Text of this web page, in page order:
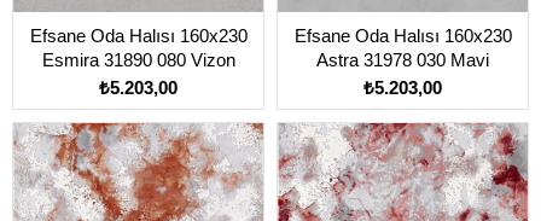
Efsane Oda Halısı 160x230
Esmira 31890 080 Vizon
₺5.203,00
Efsane Oda Halısı 160x230
Astra 31978 030 Mavi
₺5.203,00